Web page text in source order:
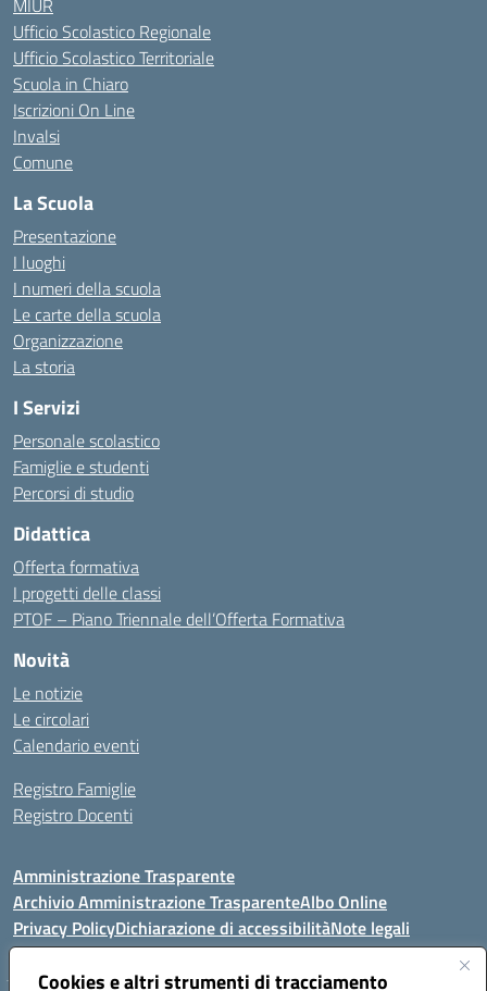
Cookies e altri strumenti di tracciamento
MIUR
Ufficio Scolastico Regionale
Ufficio Scolastico Territoriale
Scuola in Chiaro
Iscrizioni On Line
Invalsi
Comune
La Scuola
Presentazione
I luoghi
I numeri della scuola
Le carte della scuola
Organizzazione
La storia
I Servizi
Personale scolastico
Famiglie e studenti
Percorsi di studio
Didattica
Offerta formativa
I progetti delle classi
PTOF – Piano Triennale dell’Offerta Formativa
Novità
Le notizie
Le circolari
Calendario eventi
Registro Famiglie
Registro Docenti
Amministrazione Trasparente
Archivio Amministrazione TrasparenteAlbo Online
Privacy PolicyDichiarazione di accessibilitàNote legali